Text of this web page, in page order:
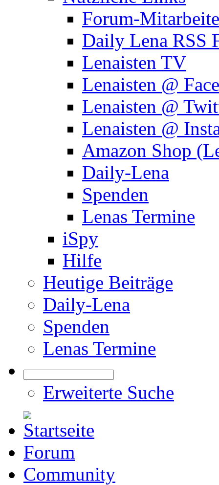
Forum-
Daily Lena RSS
Lenaisten TV
Lenaisten @
Lenaisten @
Lenaisten @
Amazon Shop
Daily-Lena
Spenden
Lenas Termine
iSpy
Hilfe
Heutige Beiträge
Daily-Lena
Spenden
Lenas Termine
Erweiterte Suche
Forum
Community